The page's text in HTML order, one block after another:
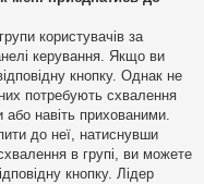
користувачів за
керування. Якщо ви
кнопку. Однак не
потребують схвалення
навіть прихованими.
до неї, натиснувши
в групі, ви можете
кнопку. Лідер